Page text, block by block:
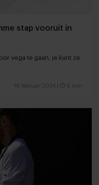
stap vooruit in
vega te gaan, je kunt ze
16 februari 2024 6 min